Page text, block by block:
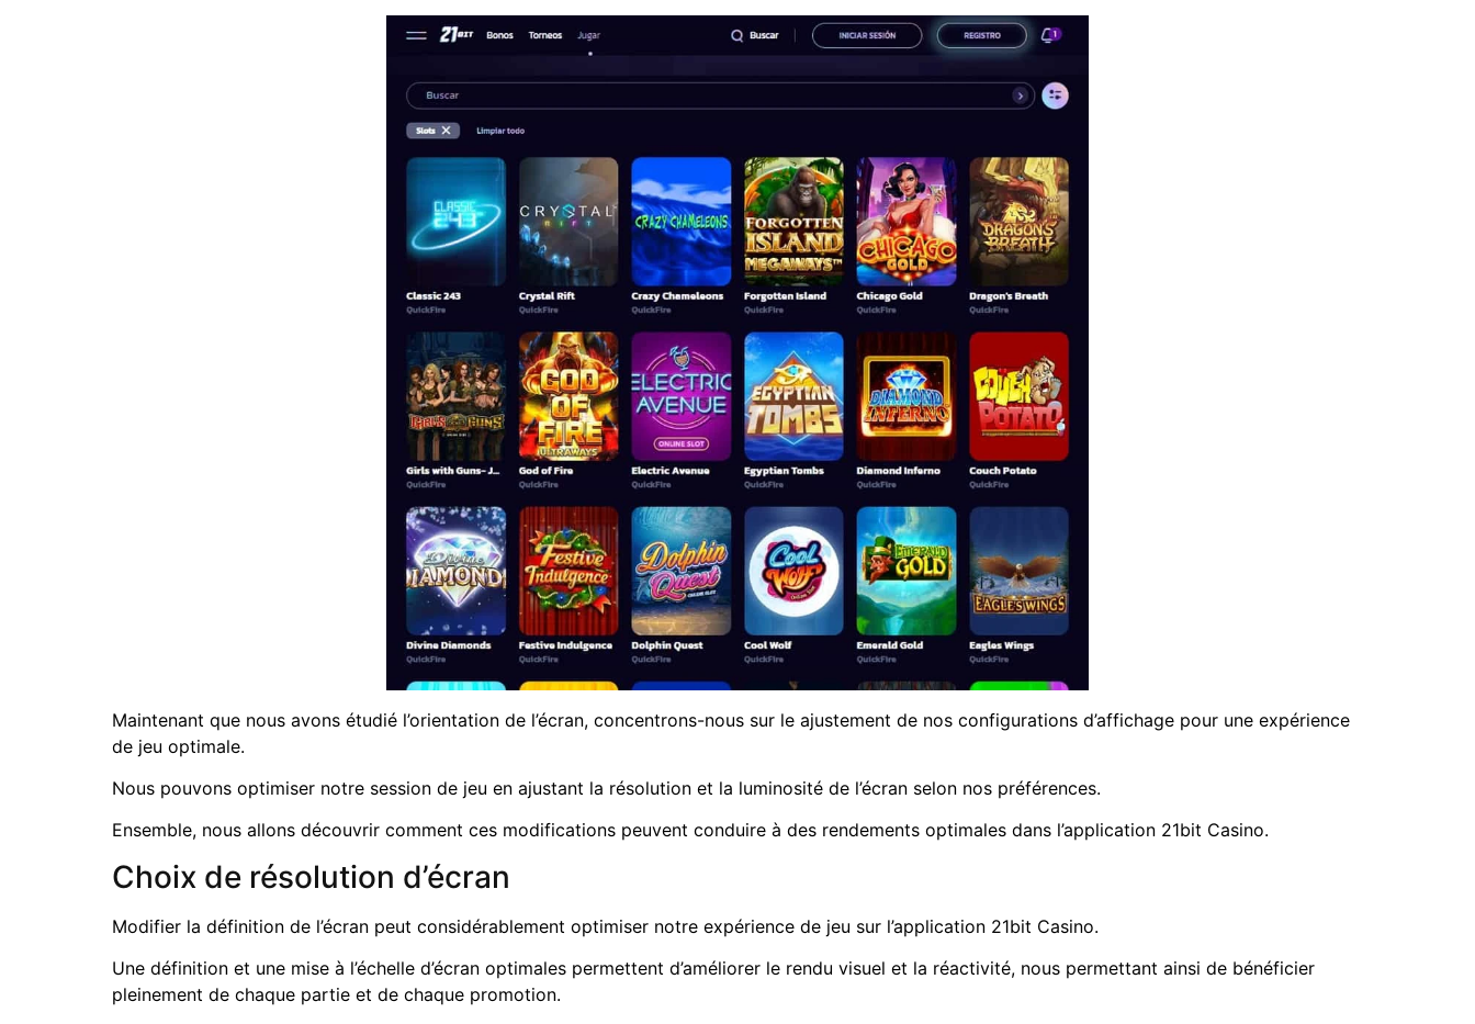
Maintenant que nous avons étudié l’orientation de l’écran, concentrons-nous sur le ajustement de nos configurations d’affichage pour une expérience
de jeu optimale.
Nous pouvons optimiser notre session de jeu en ajustant la résolution et la luminosité de l’écran selon nos préférences.
Ensemble, nous allons découvrir comment ces modifications peuvent conduire à des rendements optimales dans l’application 21bit Casino.
Choix de résolution d’écran
Modifier la définition de l’écran peut considérablement optimiser notre expérience de jeu sur l’application 21bit Casino.
Une définition et une mise à l’échelle d’écran optimales permettent d’améliorer le rendu visuel et la réactivité, nous permettant ainsi de bénéficier
pleinement de chaque partie et de chaque promotion.